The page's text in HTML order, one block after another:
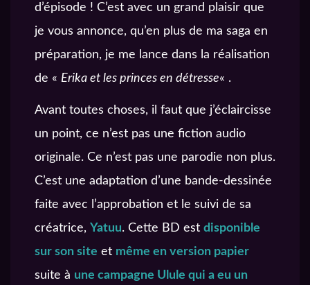
d’épisode ! C’est avec un grand plaisir que
je vous annonce, qu’en plus de ma saga en
préparation, je me lance dans la réalisation
de « Erika et les princes en détresse« .
Avant toutes choses, il faut que j’éclaircisse
un point, ce n’est pas une fiction audio
originale. Ce n’est pas une parodie non plus.
C’est une adaptation d’une bande-dessinée
faite avec l’approbation et le suivi de sa
créatrice, Yatuu. Cette BD est disponible
sur son site et même en version papier
suite à une campagne Ulule qui a eu un